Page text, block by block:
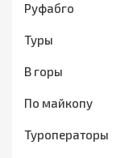
Руфабго
Туры
В горы
По майкопу
Туроператоры